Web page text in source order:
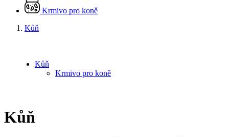
Krmivo pro koně
Kůň
Kůň
Krmivo pro koně
Kůň